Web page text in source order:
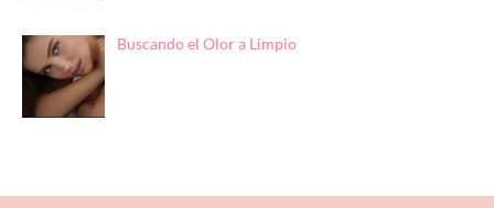
Buscando el Olor a Limpio